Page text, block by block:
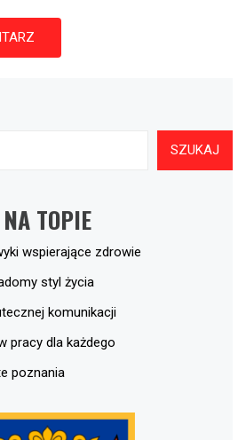
SZUKAJ
NA TOPIE
wspierające zdrowie
styl życia
komunikacji
pracy dla każdego
poznania